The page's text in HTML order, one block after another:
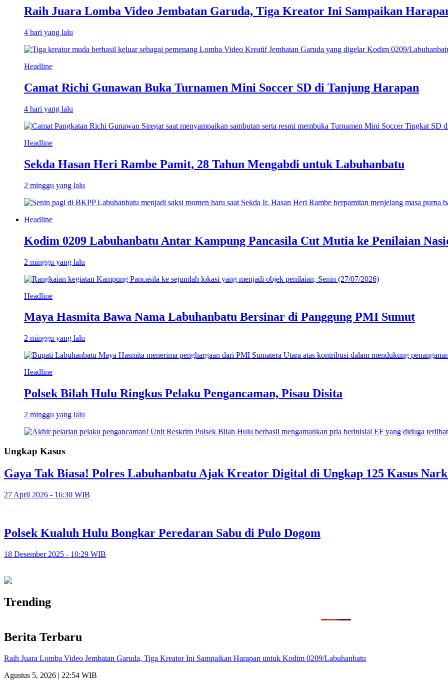
Raih Juara Lomba Video Jembatan Garuda, Tiga Kreator Ini Sampaikan
4 hari yang lalu
Headline
Camat Richi Gunawan Buka Turnamen Mini Soccer SD di Tanjung Harapan
4 hari yang lalu
Headline
Sekda Hasan Heri Rambe Pamit, 28 Tahun Mengabdi untuk Labuhanbatu
2 minggu yang lalu
Headline
Kodim 0209 Labuhanbatu Antar Kampung Pancasila Cut Mutia ke Penilaian
2 minggu yang lalu
Headline
Maya Hasmita Bawa Nama Labuhanbatu Bersinar di Panggung PMI Sumut
2 minggu yang lalu
Headline
Polsek Bilah Hulu Ringkus Pelaku Pengancaman, Pisau Disita
2 minggu yang lalu
Ungkap Kasus
Gaya Tak Biasa! Polres Labuhanbatu Ajak Kreator Digital di Ungkap 125 Kasus
27 April 2026 - 16:30 WIB
Polsek Kualuh Hulu Bongkar Peredaran Sabu di Pulo Dogom
18 Desember 2025 - 10:29 WIB
Trending
Berita Terbaru
Raih Juara Lomba Video Jembatan Garuda, Tiga Kreator Ini Sampaikan Harapan untuk Kodim 0209/Labuhanbatu
Agustus 5, 2026 | 22:54 WIB